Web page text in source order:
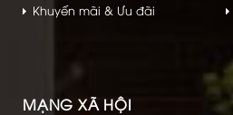
Khuyến mãi & Ưu đãi
MẠNG XÃ HỘI